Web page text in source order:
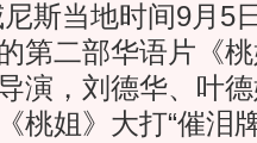
当地时间9月5
第二部华语片《
演，刘德华、叶
桃姐》大打“催泪